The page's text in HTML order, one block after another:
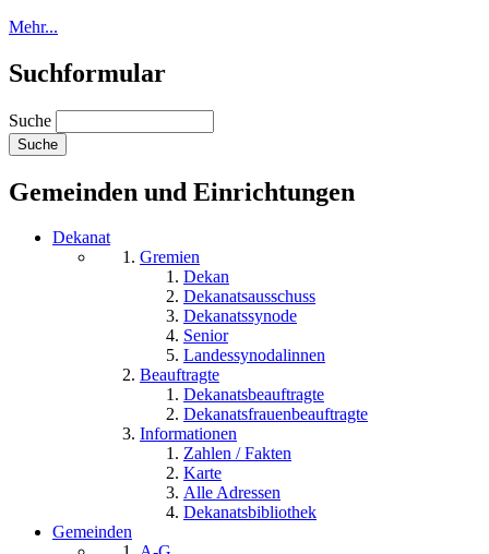
Mehr...
Suchformular
Suche
Gemeinden und Einrichtungen
Dekanat
Gremien
Dekan
Dekanatsausschuss
Dekanatssynode
Senior
Landessynodalinnen
Beauftragte
Dekanatsbeauftragte
Dekanatsfrauenbeauftragte
Informationen
Zahlen / Fakten
Karte
Alle Adressen
Dekanatsbibliothek
Gemeinden